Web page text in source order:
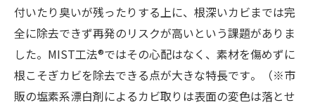
付いたり臭いが残ったりする上に、根深いカビまでは完
全に除去できず再発のリスクが高いという課題がありま
した。MIST工法®ではその心配はなく、素材を傷めずに
根こそぎカビを除去できる点が大きな特長です​。（※市
販の塩素系漂白剤によるカビ取りは表面の変色は落とせ